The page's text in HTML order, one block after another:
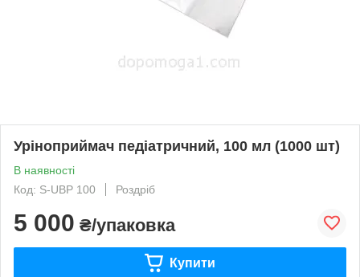
Уріноприймач педіатричний, 100 мл (1000 шт)
В наявності
Код: S-UBP 100
Роздріб
5 000 ₴/упаковка
Купити